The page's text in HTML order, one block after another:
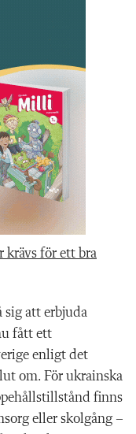
krävs för ett bra
sig att erbjuda
fått ett
enligt det
om. För ukrainska
finns
eller skolgång –